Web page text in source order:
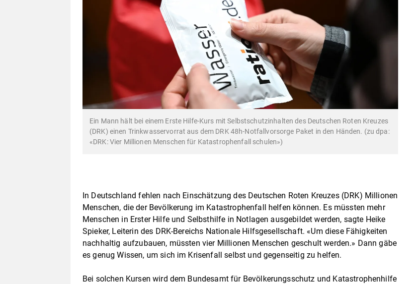
Ein Mann hält bei einem Erste Hilfe-Kurs mit Selbstschutzinhalten des Deutschen Roten Kreuzes
(DRK) einen Trinkwasservorrat aus dem DRK 48h-Notfallvorsorge Paket in den Händen. (zu dpa:
«DRK: Vier Millionen Menschen für Katastrophenfall schulen»)
In Deutschland fehlen nach Einschätzung des Deutschen Roten Kreuzes (DRK) Millionen
Menschen, die der Bevölkerung im Katastrophenfall helfen können. Es müssten mehr
Menschen in Erster Hilfe und Selbsthilfe in Notlagen ausgebildet werden, sagte Heike
Spieker, Leiterin des DRK-Bereichs Nationale Hilfsgesellschaft. «Um diese Fähigkeiten
nachhaltig aufzubauen, müssten vier Millionen Menschen geschult werden.» Dann gäbe
es genug Wissen, um sich im Krisenfall selbst und gegenseitig zu helfen.
Bei solchen Kursen wird dem Bundesamt für Bevölkerungsschutz und Katastrophenhilfe